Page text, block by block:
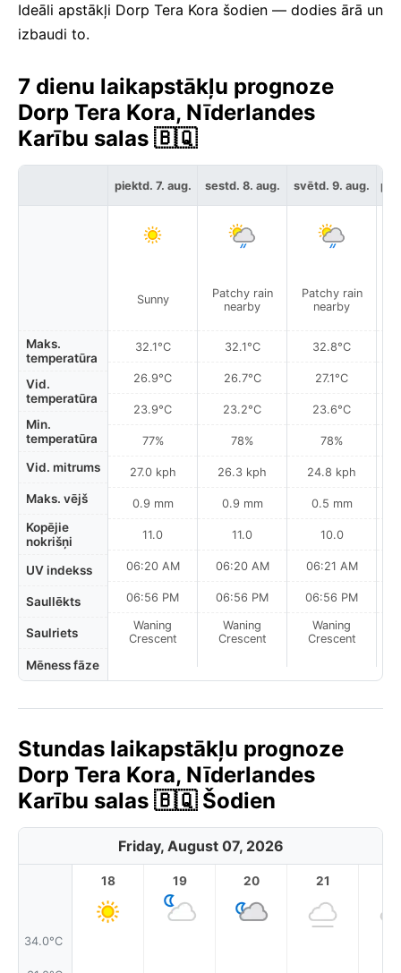
Ideāli apstākļi Dorp Tera Kora šodien — dodies ārā un
izbaudi to.
7 dienu laikapstākļu prognoze
Dorp Tera Kora, Nīderlandes
Karību salas 🇧🇶
Maks.
temperatūra
Vid.
temperatūra
Min.
temperatūra
Vid. mitrums
Maks. vējš
Kopējie
nokrišņi
UV indekss
Saullēkts
Saulriets
Mēness fāze
piektd. 7. aug.
Sunny
32.1°C
26.9°C
23.9°C
77%
27.0 kph
0.9 mm
11.0
06:20 AM
06:56 PM
Waning
Crescent
sestd. 8. aug.
Patchy rain
nearby
32.1°C
26.7°C
23.2°C
78%
26.3 kph
0.9 mm
11.0
06:20 AM
06:56 PM
Waning
Crescent
svētd. 9. aug.
Patchy rain
nearby
32.8°C
27.1°C
23.6°C
78%
24.8 kph
0.5 mm
10.0
06:21 AM
06:56 PM
Waning
Crescent
Stundas laikapstākļu prognoze
Dorp Tera Kora, Nīderlandes
Karību salas 🇧🇶 Šodien
Friday, August 07, 2026
34.0°C
18 19 20 21